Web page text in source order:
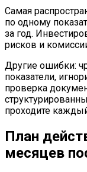
Самая
по одному
за год.
рисков и
Другие ошибки:
показатели,
проверка
проходите
План
месяцев